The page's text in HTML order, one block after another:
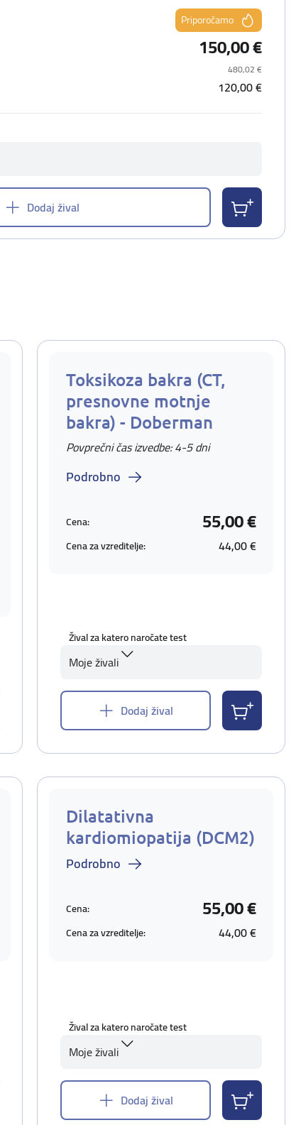
Priporočamo
150,00 €
480,02 €
120,00 €
Dodaj žival
Toksikoza bakra (CT,
presnovne motnje
bakra) - Doberman
Povprečni čas izvedbe: 4-5 dni
Podrobno
Cena: 55,00 €
Cena za vzreditelje: 44,00 €
Žival za katero naročate test
Moje živali
Dodaj žival
Dilatativna
kardiomiopatija (DCM2)
Podrobno
Cena: 55,00 €
Cena za vzreditelje: 44,00 €
Žival za katero naročate test
Moje živali
Dodaj žival